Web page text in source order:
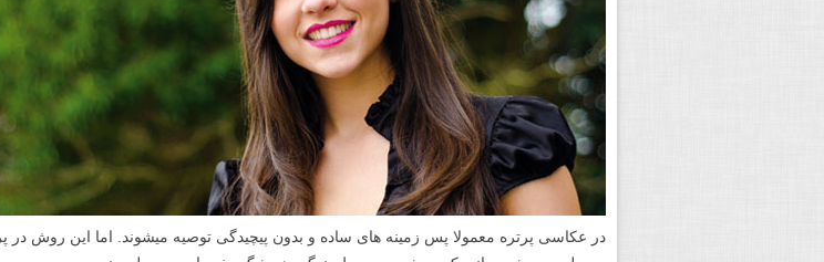
در عکاسی پرتره معمولا پس زمینه­ های ساده و بدون پیچیدگی توصیه می­شوند. اما این روش در